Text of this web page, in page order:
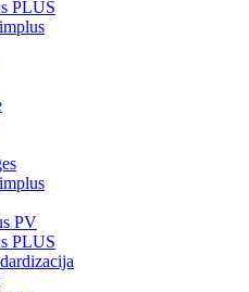
PLUS
PV
PLUS